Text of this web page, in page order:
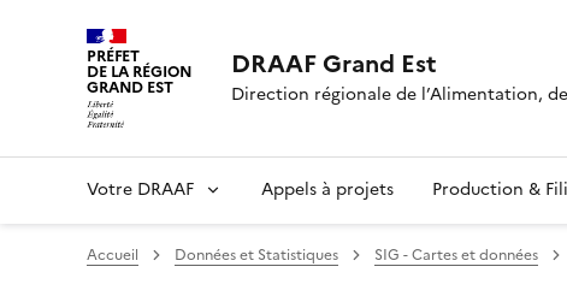
PRÉFET
DE LA RÉGION
GRAND EST
DRAAF Grand Est
Direction régionale de l’Alimentation,
Votre DRAAF Appels à projets Production &
Accueil Données et Statistiques SIG - Cartes et données